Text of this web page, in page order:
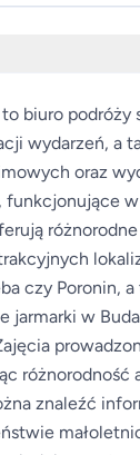
biuro podróży
wydarzeń, a
oraz
funkcjonujące
czy Poronin,
jarmarki w
różnorodność
znaleźć